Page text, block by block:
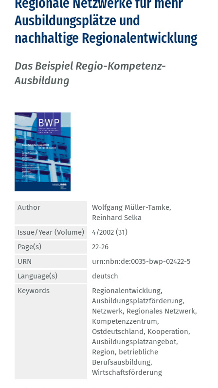
Ausbildungsplätze und
nachhaltige Regionalentwicklung
Das Beispiel Regio-Kompetenz-
Ausbildung
Author Wolfgang Müller-Tamke,
Reinhard Selka
Issue/Year (Volume)
4/2002 (31)
Page(s)
22-26
URN
urn:nbn:de:0035-bwp-02422-5
Language(s)
deutsch
Keywords
Regionalentwicklung,
Ausbildungsplatzförderung,
Netzwerk, Regionales Netzwerk,
Kompetenzzentrum,
Ostdeutschland, Kooperation,
Ausbildungsplatzangebot,
Region, betriebliche
Berufsausbildung,
Wirtschaftsförderung